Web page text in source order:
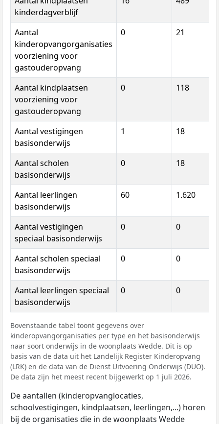
kinderdagverblijf
Aantal
kinderopvangorganisaties
voorziening voor
gastouderopvang
0 21
Aantal kindplaatsen
voorziening voor
gastouderopvang
0 118
Aantal vestigingen
basisonderwijs
1 18
Aantal scholen
basisonderwijs
0 18
Aantal leerlingen
basisonderwijs
60 1.620
Aantal vestigingen
speciaal basisonderwijs
0 0
Aantal scholen speciaal
basisonderwijs
0 0
Aantal leerlingen speciaal
basisonderwijs
0 0
Bovenstaande tabel toont gegevens over
kinderopvangorganisaties per type en het basisonderwijs
naar soort onderwijs in de woonplaats Wedde. Dit is op
basis van de data uit het Landelijk Register Kinderopvang
(LRK) en de data van de Dienst Uitvoering Onderwijs (DUO).
De data zijn het meest recent bijgewerkt op 1 juli 2026.
De aantallen (kinderopvanglocaties,
schoolvestigingen, kindplaatsen, leerlingen,...) horen
bij de organisaties die in de woonplaats Wedde